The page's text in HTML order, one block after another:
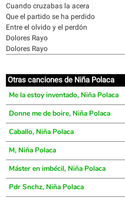
Cuando cruzabas la acera
Que el partido se ha perdido
Entre el olvido y el perdón
Dolores Rayo
Dolores Rayo
Otras canciones de Niña Polaca
Me la estoy inventado, Niña Polaca
Donne me de boire, Niña Polaca
Caballo, Niña Polaca
M, Niña Polaca
Máster en imbécil, Niña Polaca
Pdr Snchz, Niña Polaca